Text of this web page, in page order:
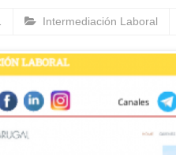
Intermediación Laboral